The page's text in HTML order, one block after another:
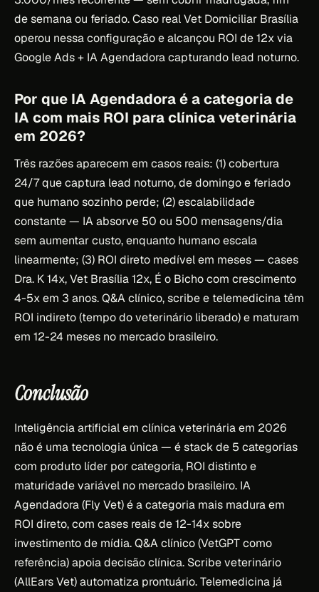
de semana ou feriado. Caso real Vet Domiciliar Brasília
operou nessa configuração e alcançou ROI de 12x via
Google Ads + IA Agendadora capturando lead noturno.
Por que IA Agendadora é a categoria de
IA com mais ROI para clínica veterinária
em 2026?
Três razões aparecem em casos reais: (1) cobertura
24/7 que captura lead noturno, de domingo e feriado
que humano sozinho perde; (2) escalabilidade
constante — IA absorve 50 ou 500 mensagens/dia
sem aumentar custo, enquanto humano escala
linearmente; (3) ROI direto medível em meses — cases
Dra. K 14x, Vet Brasília 12x, É o Bicho com crescimento
4-5x em 3 anos. Q&A clínico, scribe e telemedicina têm
ROI indireto (tempo do veterinário liberado) e maturam
em 12-24 meses no mercado brasileiro.
Conclusão
Inteligência artificial em clínica veterinária em 2026
não é uma tecnologia única — é stack de 5 categorias
com produto líder por categoria, ROI distinto e
maturidade variável no mercado brasileiro. IA
Agendadora (Fly Vet) é a categoria mais madura em
ROI direto, com cases reais de 12-14x sobre
investimento de mídia. Q&A clínico (VetGPT como
referência) apoia decisão clínica. Scribe veterinário
(AllEars Vet) automatiza prontuário. Telemedicina já